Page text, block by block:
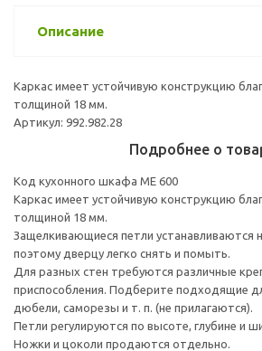
Описание
Каркас имеет устойчивую конструкцию
толщиной 18 мм.
Артикул: 992.982.28
Подробнее о
Код кухонного шкафа ME 600
Каркас имеет устойчивую конструкцию
толщиной 18 мм.
Защелкивающиеся петли устанавливаются
поэтому дверцу легко снять и помыть.
Для разных стен требуются различные
приспособления. Подберите подходящие
дюбели, саморезы и т. п. (не прилагаются).
Петли регулируются по высоте, глубине и
Ножки и цоколи продаются отдельно.